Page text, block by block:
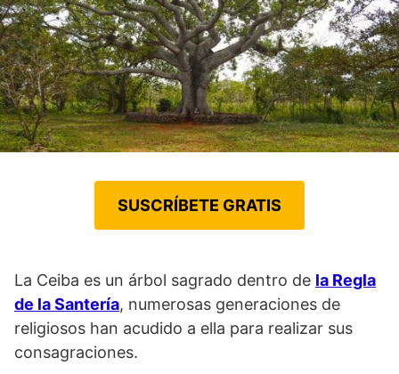
SUSCRÍBETE GRATIS
La Ceiba es un árbol sagrado dentro de la Regla
de la Santería, numerosas generaciones de
religiosos han acudido a ella para realizar sus
consagraciones.